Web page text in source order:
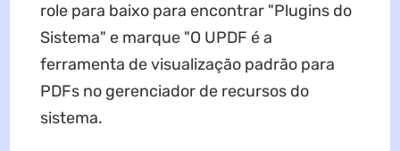
role para baixo para encontrar "Plugins do
Sistema" e marque "O UPDF é a
ferramenta de visualização padrão para
PDFs no gerenciador de recursos do
sistema.